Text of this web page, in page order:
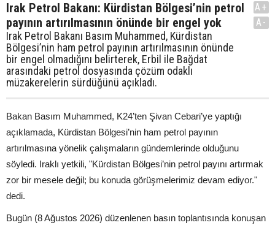
Irak Petrol Bakanı: Kürdistan Bölgesi’nin petrol
payının artırılmasının önünde bir engel yok
Irak Petrol Bakanı Basım Muhammed, Kürdistan
Bölgesi’nin ham petrol payının artırılmasının önünde
bir engel olmadığını belirterek, Erbil ile Bağdat
arasındaki petrol dosyasında çözüm odaklı
müzakerelerin sürdüğünü açıkladı.
A+
A-
Bakan Basım Muhammed, K24’ten Şivan Cebari’ye yaptığı
açıklamada, Kürdistan Bölgesi’nin ham petrol payının
artırılmasına yönelik çalışmaların gündemlerinde olduğunu
söyledi. Iraklı yetkili, "Kürdistan Bölgesi’nin petrol payını artırmak
zor bir mesele değil; bu konuda görüşmelerimiz devam ediyor."
dedi.
Bugün (8 Ağustos 2026) düzenlenen basın toplantısında konuşan